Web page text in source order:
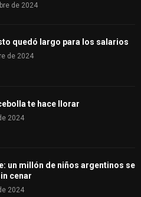
de 2024
quedó largo para los salarios
de 2024
te hace llorar
2024
un millón de niños argentinos se
cenar
2024